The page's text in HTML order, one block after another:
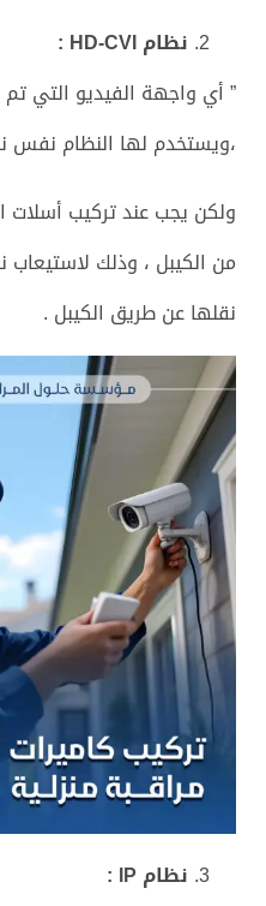
نظامHD-CVI
:
” أي واجهة الفيديو التي تم
،ويستخدم لها النظام نفس
ولكن يجب عند تركيب أسلات
من الكيبل ، وذلك لاستيعاب
نقلها عن طريق الكيبل .
نظامIP
: